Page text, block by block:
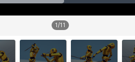
1/11